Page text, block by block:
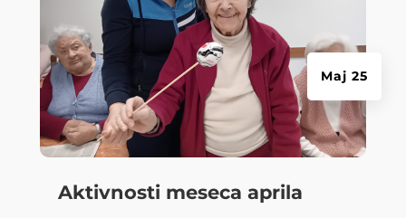
Aktivnosti meseca aprila
Maj 25